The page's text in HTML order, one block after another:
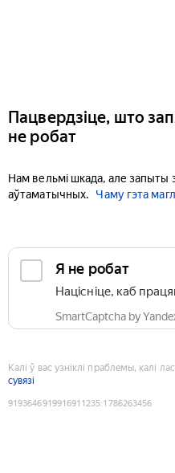
Пацвердзіце, што
не робат
Нам вельмі шкада, але
аўтаматычных.
Чаму гэта
Я не робат
Націсніце, каб
SmartCaptcha by
Калі ў вас узніклі праблемы, калі
сувязі
9193646919916911235:1786263456